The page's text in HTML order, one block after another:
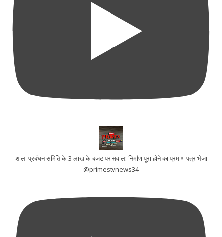
शाला प्रबंधन समिति के 3 लाख के बजट पर सवाल: निर्माण पूरा होने का प्रमाण पत्र भेजा
@primestvnews34